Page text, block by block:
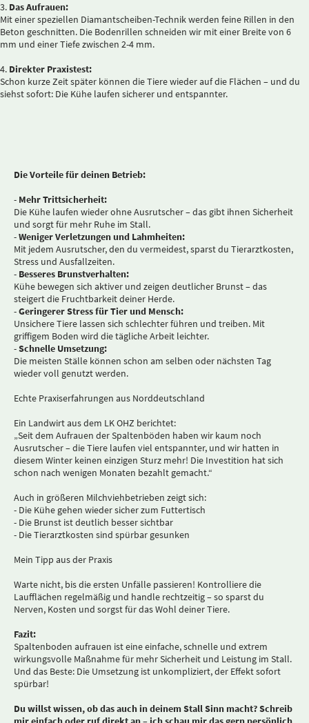
3. Das Aufrauen:
Mit einer speziellen Diamantscheiben-Technik werden feine Rillen in den
Beton geschnitten. Die Bodenrillen schneiden wir mit einer Breite von 6
mm und einer Tiefe zwischen 2-4 mm.
4. Direkter Praxistest:
Schon kurze Zeit später können die Tiere wieder auf die Flächen – und du
siehst sofort: Die Kühe laufen sicherer und entspannter.
Die Vorteile für deinen Betrieb:
- Mehr Trittsicherheit:
Die Kühe laufen wieder ohne Ausrutscher – das gibt ihnen Sicherheit
und sorgt für mehr Ruhe im Stall.
-Weniger Verletzungen und Lahmheiten:
Mit jedem Ausrutscher, den du vermeidest, sparst du Tierarztkosten,
Stress und Ausfallzeiten.
- Besseres Brunstverhalten:
Kühe bewegen sich aktiver und zeigen deutlicher Brunst – das
steigert die Fruchtbarkeit deiner Herde.
-Geringerer Stress für Tier und Mensch:
Unsichere Tiere lassen sich schlechter führen und treiben. Mit
griffigem Boden wird die tägliche Arbeit leichter.
-Schnelle Umsetzung:
Die meisten Ställe können schon am selben oder nächsten Tag
wieder voll genutzt werden.
Echte Praxiserfahrungen aus Norddeutschland
Ein Landwirt aus dem LK OHZ berichtet:
„Seit dem Aufrauen der Spaltenböden haben wir kaum noch
Ausrutscher – die Tiere laufen viel entspannter, und wir hatten in
diesem Winter keinen einzigen Sturz mehr! Die Investition hat sich
schon nach wenigen Monaten bezahlt gemacht.“
Auch in größeren Milchviehbetrieben zeigt sich:
- Die Kühe gehen wieder sicher zum Futtertisch
- Die Brunst ist deutlich besser sichtbar
- Die Tierarztkosten sind spürbar gesunken
Mein Tipp aus der Praxis
Warte nicht, bis die ersten Unfälle passieren! Kontrolliere die
Laufflächen regelmäßig und handle rechtzeitig – so sparst du
Nerven, Kosten und sorgst für das Wohl deiner Tiere.
Fazit:
Spaltenboden aufrauen ist eine einfache, schnelle und extrem
wirkungsvolle Maßnahme für mehr Sicherheit und Leistung im Stall.
Und das Beste: Die Umsetzung ist unkompliziert, der Effekt sofort
spürbar!
Du willst wissen, ob das auch in deinem Stall Sinn macht? Schreib